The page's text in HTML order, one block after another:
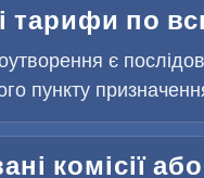
тарифи по
є
пункту
комісії